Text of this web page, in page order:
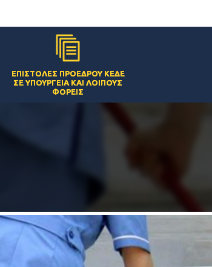
ΕΠΙΣΤΟΛΈΣ ΠΡΟΈΔΡΟΥ ΚΕΔΕ
ΣΕ ΥΠΟΥΡΓΕΊΑ ΚΑΙ ΛΟΙΠΟΎΣ
ΦΟΡΕΊΣ